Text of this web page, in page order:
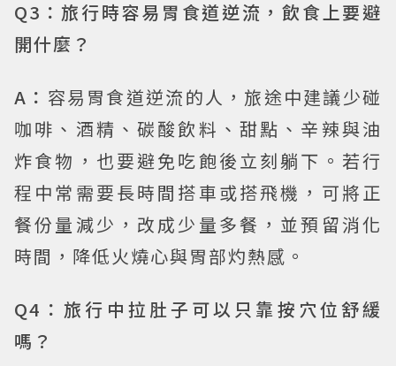
Q3：旅行時容易胃食道逆流，飲食上要避
開什麼？
A： 容易胃食道逆流的人，旅途中建議少碰
咖啡、酒精、碳酸飲料、甜點、辛辣與油
炸食物，也要避免吃飽後立刻躺下。若行
程中常需要長時間搭車或搭飛機，可將正
餐份量減少，改成少量多餐，並預留消化
時間，降低火燒心與胃部灼熱感。
Q4：旅行中拉肚子可以只靠按穴位舒緩
嗎？